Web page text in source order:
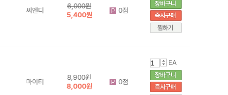
씨엔디
6,000원
5,400원
0점
마이티
8,900원
8,000원
0점
EA